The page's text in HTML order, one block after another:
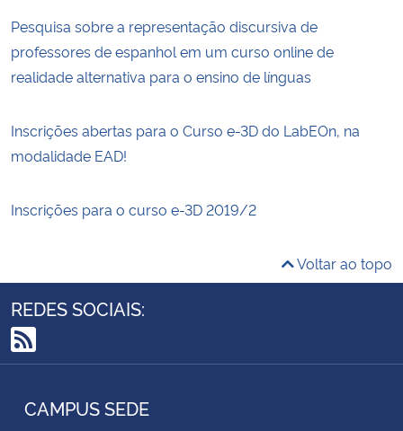
Pesquisa sobre a representação discursiva de
professores de espanhol em um curso online de
realidade alternativa para o ensino de línguas
Inscrições abertas para o Curso e-3D do LabEOn, na
modalidade EAD!
Inscrições para o curso e-3D 2019/2
Voltar ao topo
REDES SOCIAIS:
RSS
CAMPUS SEDE